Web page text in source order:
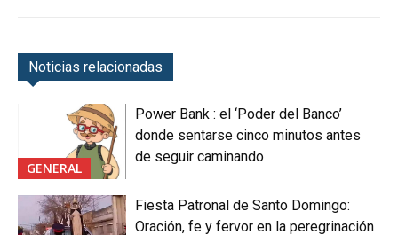
Noticias relacionadas
GENERAL
Power Bank : el ‘Poder del Banco’
donde sentarse cinco minutos antes
de seguir caminando
Fiesta Patronal de Santo Domingo:
Oración, fe y fervor en la peregrinación